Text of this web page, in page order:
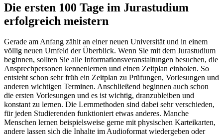
Die ersten 100 Tage im Jurastudium
erfolgreich meistern
Gerade am Anfang zählt an einer neuen Universität und in einem
völlig neuen Umfeld der Überblick. Wenn Sie mit dem Jurastudium
beginnen, sollten Sie alle Informationsveranstaltungen besuchen, die
Ansprechpersonen kennenlernen und einen Zeitplan einholen. So
entsteht schon sehr früh ein Zeitplan zu Prüfungen, Vorlesungen und
anderen wichtigen Terminen. Anschließend beginnen auch schon
die ersten Vorlesungen und es ist wichtig, dranzubleiben und
konstant zu lernen. Die Lernmethoden sind dabei sehr verschieden,
für jeden Studierenden funktioniert etwas anderes. Manche
Menschen lernen beispielsweise gerne mit physischen Karteikarten,
andere lassen sich die Inhalte im Audioformat wiedergeben oder